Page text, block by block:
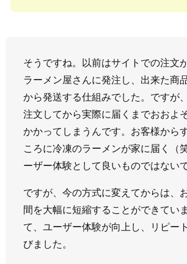
そうですね。以前はサイトでの注文
ラーメン屋さんに発注し、出来た商
から発送する仕組みでした。ですが
注文してから実際に届くまでおおよ
かかってしまうんです。お客様から
ころに冷凍のラーメンが家に届く
ーザー体験として良いものではない
ですが、今の方式に変えてからは、
間を大幅に短縮することができてい
て、ユーザー体験が向上し、リピー
びました。